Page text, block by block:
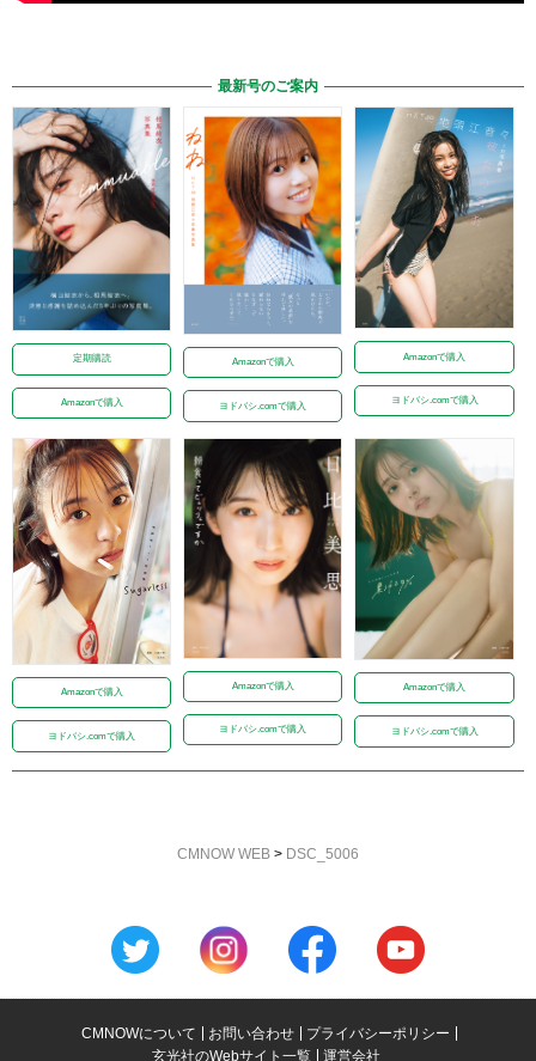
最新号のご案内
定期購読
Amazonで購入
Amazonで購入
ヨドバシ.comで購入
Amazonで購入
ヨドバシ.comで購入
Amazonで購入
ヨドバシ.comで購入
Amazonで購入
ヨドバシ.comで購入
Amazonで購入
ヨドバシ.comで購入
CMNOW WEB > DSC_5006
CMNOWについて お問い合わせ
プライバシーポリシー
玄光社のWebサイト一覧
運営会社